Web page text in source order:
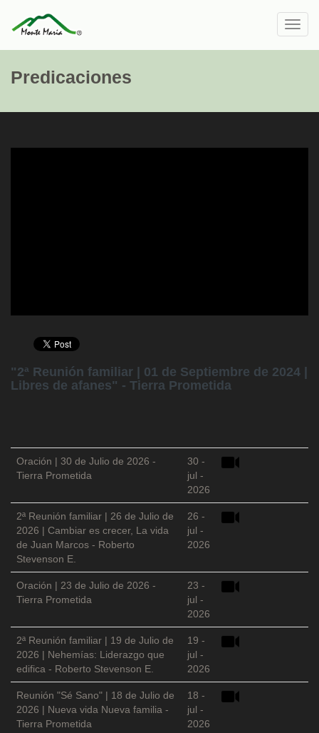
Predicaciones
"2ª Reunión familiar | 01 de Septiembre de 2024 |
Libres de afanes" - Tierra Prometida
Oración | 30 de Julio de 2026 -
Tierra Prometida
30 -
jul -
2026
2ª Reunión familiar | 26 de Julio de
2026 | Cambiar es crecer, La vida
de Juan Marcos - Roberto
Stevenson E.
26 -
jul -
2026
Oración | 23 de Julio de 2026 -
Tierra Prometida
23 -
jul -
2026
2ª Reunión familiar | 19 de Julio de
2026 | Nehemías: Liderazgo que
edifica - Roberto Stevenson E.
19 -
jul -
2026
Reunión "Sé Sano" | 18 de Julio de
2026 | Nueva vida Nueva familia -
Tierra Prometida
18 -
jul -
2026